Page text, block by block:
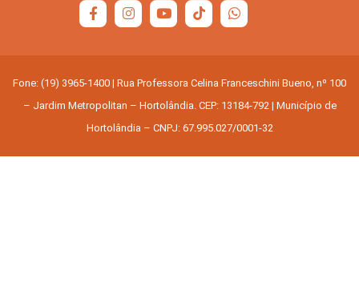
Fone: (19) 3965-1400 | Rua Professora Celina Franceschini Bueno, nº 100
– Jardim Metropolitan – Hortolândia. CEP: 13184-792 | Município de
Hortolândia – CNPJ: 67.995.027/0001-32